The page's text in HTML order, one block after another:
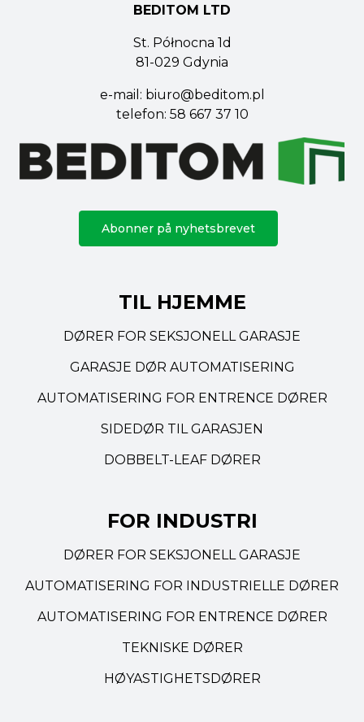
BEDITOM LTD
St. Północna 1d
81-029 Gdynia
e-mail: biuro@beditom.pl
telefon: 58 667 37 10
Abonner på nyhetsbrevet
TIL HJEMME
DØRER FOR SEKSJONELL GARASJE
GARASJE DØR AUTOMATISERING
AUTOMATISERING FOR ENTRENCE DØRER
SIDEDØR TIL GARASJEN
DOBBELT-LEAF DØRER
FOR INDUSTRI
DØRER FOR SEKSJONELL GARASJE
AUTOMATISERING FOR INDUSTRIELLE DØRER
AUTOMATISERING FOR ENTRENCE DØRER
TEKNISKE DØRER
HØYASTIGHETSDØRER